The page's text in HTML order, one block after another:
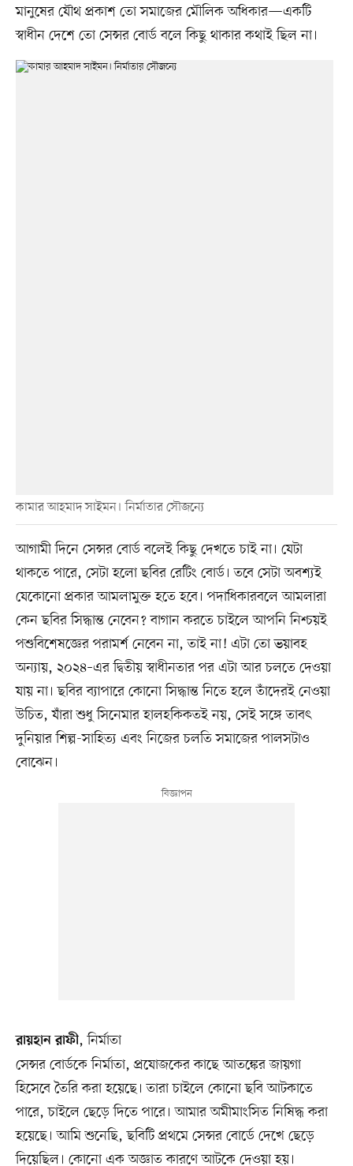
মানুষের যৌথ প্রকাশ তো সমাজের মৌলিক অধিকার—একটি
স্বাধীন দেশে তো সেন্সর বোর্ড বলে কিছু থাকার কথাই ছিল না।
কামার আহমাদ সাইমন। নির্মাতার সৌজন্যে
আগামী দিনে সেন্সর বোর্ড বলেই কিছু দেখতে চাই না। যেটা
থাকতে পারে, সেটা হলো ছবির রেটিং বোর্ড। তবে সেটা অবশ্যই
যেকোনো প্রকার আমলামুক্ত হতে হবে। পদাধিকারবলে আমলারা
কেন ছবির সিদ্ধান্ত নেবেন? বাগান করতে চাইলে আপনি নিশ্চয়ই
পশুবিশেষজ্ঞের পরামর্শ নেবেন না, তাই না! এটা তো ভয়াবহ
অন্যায়, ২০২৪–এর দ্বিতীয় স্বাধীনতার পর এটা আর চলতে দেওয়া
যায় না। ছবির ব্যাপারে কোনো সিদ্ধান্ত নিতে হলে তাঁদেরই নেওয়া
উচিত, যাঁরা শুধু সিনেমার হালহকিকতই নয়, সেই সঙ্গে তাবৎ
দুনিয়ার শিল্প-সাহিত্য এবং নিজের চলতি সমাজের পালসটাও
বোঝেন।
রায়হান রাফী, নির্মাতা
সেন্সর বোর্ডকে নির্মাতা, প্রযোজকের কাছে আতঙ্কের জায়গা
হিসেবে তৈরি করা হয়েছে। তারা চাইলে কোনো ছবি আটকাতে
পারে, চাইলে ছেড়ে দিতে পারে। আমার অমীমাংসিত নিষিদ্ধ করা
হয়েছে। আমি শুনেছি, ছবিটি প্রথমে সেন্সর বোর্ডে দেখে ছেড়ে
দিয়েছিল। কোনো এক অজ্ঞাত কারণে আটকে দেওয়া হয়।